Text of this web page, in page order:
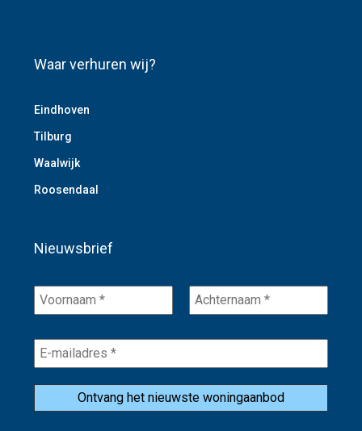
Waar verhuren wij?
Eindhoven
Tilburg
Waalwijk
Roosendaal
Nieuwsbrief
Voornaam
Achternaam
E-
mailadres
*